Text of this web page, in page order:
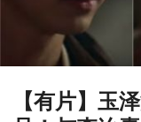
【有片】玉